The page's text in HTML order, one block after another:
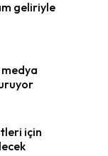
geliriyle
için